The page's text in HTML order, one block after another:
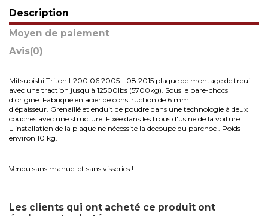
Description
Moyen de paiement
Avis(0)
Mitsubishi Triton L200 06.2005 - 08.2015 plaque de montage de treuil
avec une traction jusqu'à 12500lbs (5700kg). Sous le pare-chocs
d'origine. Fabriqué en acier de construction de 6 mm
d'épaisseur. Grenaillé et enduit de poudre dans une technologie à deux
couches avec une structure. Fixée dans les trous d'usine de la voiture.
L'installation de la plaque ne nécessite la decoupe du parchoc . Poids
environ 10 kg.
Vendu sans manuel et sans visseries !
Les clients qui ont acheté ce produit ont